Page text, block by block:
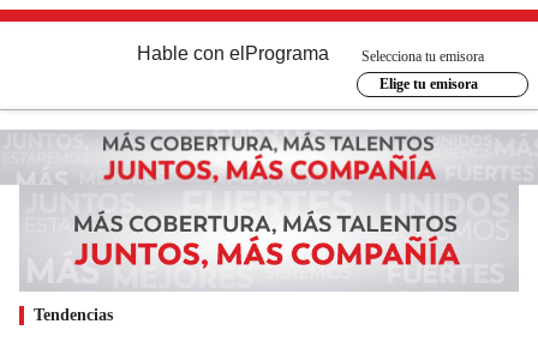
Hable con el Programa
Selecciona tu emisora
Elige tu emisora
Tendencias